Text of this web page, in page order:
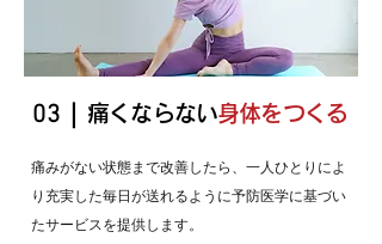
​03｜ 痛く ならない身体をつくる
痛みがない状態まで改善したら、一人ひとりによ
り充実した毎日が送れるように予防医学に基づい
たサービスを提供します。